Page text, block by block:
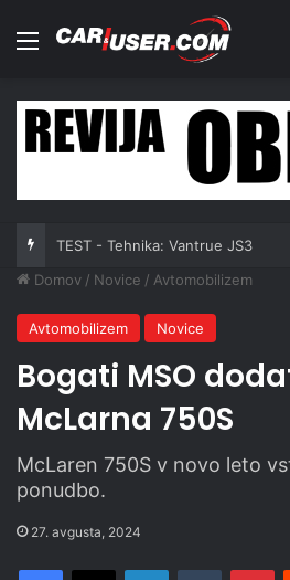
Meni
TEST - Tehnika: Vantrue JS3
Domov / Novice / Avtomobilizem
Avtomobilizem Novice
Bogati MSO
McLarna 750S
McLaren 750S v novo leto
ponudbo.
27. avgusta, 2024
Facebook
X LinkedInTumblr